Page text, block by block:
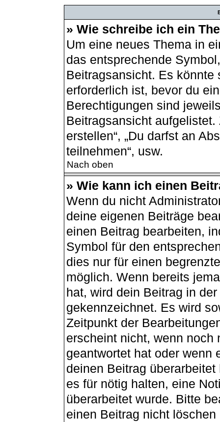
» Wie schreibe ich ein
Um eine neues Thema in
das entsprechende
Beitragsansicht. Es
erforderlich ist, bevor du
Berechtigungen sind
Beitragsansicht aufgelistet.
erstellen“, „Du darfst an
teilnehmen“, usw.
Nach oben
» Wie kann ich einen
Wenn du nicht
deine eigenen Beiträge
einen Beitrag bearbeiten,
Symbol für den
dies nur für einen
möglich. Wenn bereits
hat, wird dein Beitrag in
gekennzeichnet. Es wird
Zeitpunkt der
erscheint nicht, wenn noch
geantwortet hat oder wenn
deinen Beitrag
es für nötig halten, eine
überarbeitet wurde. Bitte
einen Beitrag nicht